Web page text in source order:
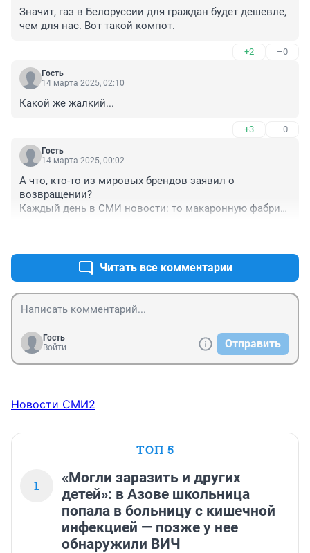
Значит, газ в Белоруссии для граждан будет дешевле,
чем для нас. Вот такой компот.
+2 –0
Гость
14 марта 2025, 02:10
Какой же жалкий...
+3 –0
Гость
14 марта 2025, 00:02
А что, кто-то из мировых брендов заявил о
возвращении?
Каждый день в СМИ новости: то макаронную фабрику
Читать все комментарии
Гость
Войти
Отправить
Новости СМИ2
ТОП 5
1
«Могли заразить и других
детей»: в Азове школьница
попала в больницу с кишечной
инфекцией — позже у нее
обнаружили ВИЧ